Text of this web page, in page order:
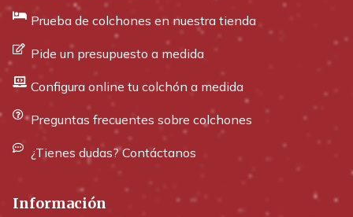
Prueba de colchones en nuestra tienda
Pide un presupuesto a medida
Configura online tu colchón a medida
Preguntas frecuentes sobre colchones
¿Tienes dudas? Contáctanos
Información